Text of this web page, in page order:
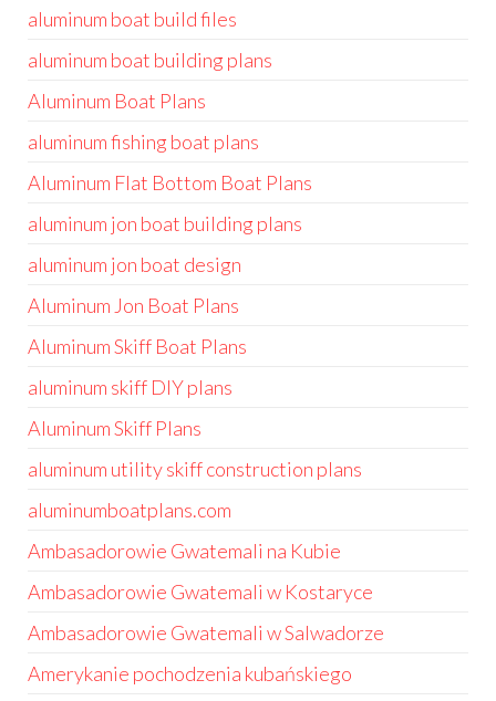
aluminum boat build files
aluminum boat building plans
Aluminum Boat Plans
aluminum fishing boat plans
Aluminum Flat Bottom Boat Plans
aluminum jon boat building plans
aluminum jon boat design
Aluminum Jon Boat Plans
Aluminum Skiff Boat Plans
aluminum skiff DIY plans
Aluminum Skiff Plans
aluminum utility skiff construction plans
aluminumboatplans.com
Ambasadorowie Gwatemali na Kubie
Ambasadorowie Gwatemali w Kostaryce
Ambasadorowie Gwatemali w Salwadorze
Amerykanie pochodzenia kubańskiego